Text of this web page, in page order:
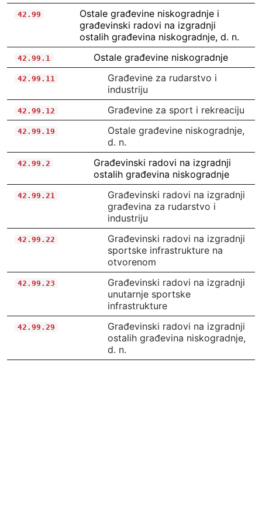
42.99
Ostale građevine niskogradnje i
građevinski radovi na izgradnji
ostalih građevina niskogradnje, d. n.
42.99.1 Ostale građevine niskogradnje
42.99.11
Građevine za rudarstvo i
industriju
42.99.12 Građevine za sport i rekreaciju
42.99.19
Ostale građevine niskogradnje,
d. n.
42.99.2
Građevinski radovi na izgradnji
ostalih građevina niskogradnje
42.99.21
Građevinski radovi na izgradnji
građevina za rudarstvo i
industriju
42.99.22
Građevinski radovi na izgradnji
sportske infrastrukture na
otvorenom
42.99.23
Građevinski radovi na izgradnji
unutarnje sportske
infrastrukture
42.99.29
Građevinski radovi na izgradnji
ostalih građevina niskogradnje,
d. n.